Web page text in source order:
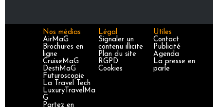
Nos médias
AirMaG
Brochures en
ligne
CruiseMaG
DestiMaG
Futuroscopie
La Travel Tech
LuxuryTravelMa
G
Partez en
Légal
Signaler un
contenu illicite
Plan du site
RGPD
Cookies
Utiles
Contact
Publicité
Agenda
La presse en
parle